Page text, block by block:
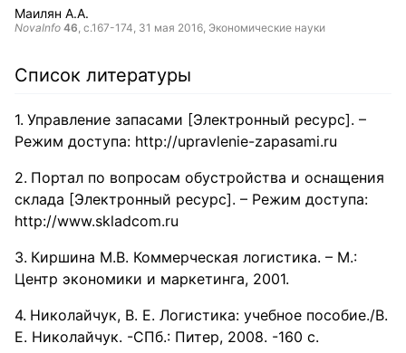
Маилян А.А.
NovaInfo 46, с.167-174, 31 мая 2016, Экономические науки
Список литературы
Управление запасами [Электронный ресурс]. –
Режим доступа: http://upravlenie-zapasami.ru
Портал по вопросам обустройства и оснащения
склада [Электронный ресурс]. – Режим доступа:
http://www.skladcom.ru
Киршина М.В. Коммерческая логистика. – М.:
Центр экономики и маркетинга, 2001.
Николайчук, В. Е. Логистика: учебное пособие./В.
Е. Николайчук. -СПб.: Питер, 2008. -160 с.